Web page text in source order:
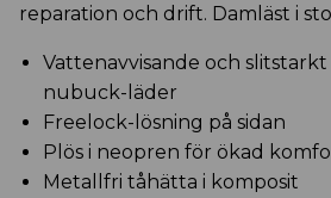
reparation och drift. Damläst i
Vattenavvisande och
nubuck-läder
Freelock-lösning på sidan
Plös i neopren för ökad
Metallfri tåhätta i komposit